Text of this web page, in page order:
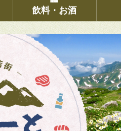
飲料・お酒